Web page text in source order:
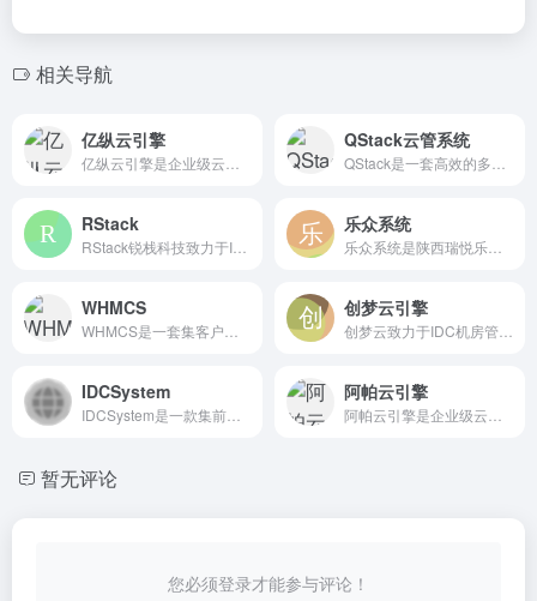
相关导航
亿纵云引擎 QStack云管系统
RStack 乐众系统
WHMCS 创梦云引擎
IDCSystem 阿帕云引擎
暂无评论
您必须登录才能参与评论！